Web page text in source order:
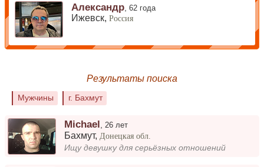
Александр ,62 года
Ижевск,Россия
Результаты поиска
Мужчины г. Бахмут
Michael 26 лет
Бахмут, Донецкая обл.
Ищу девушку для серьёзных отношений